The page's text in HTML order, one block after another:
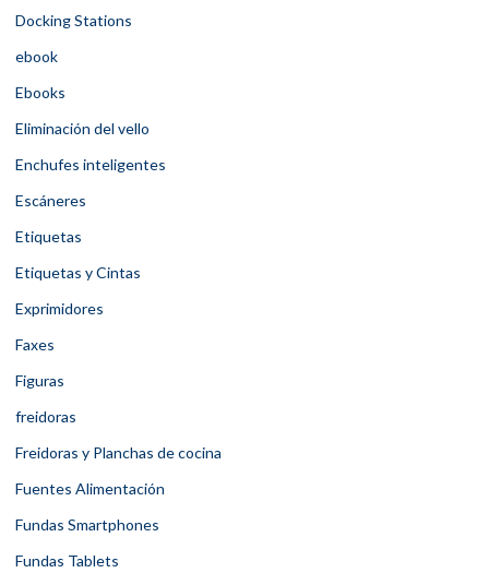
Docking Stations
ebook
Ebooks
Eliminación del vello
Enchufes inteligentes
Escáneres
Etiquetas
Etiquetas y Cintas
Exprimidores
Faxes
Figuras
freidoras
Freidoras y Planchas de cocina
Fuentes Alimentación
Fundas Smartphones
Fundas Tablets